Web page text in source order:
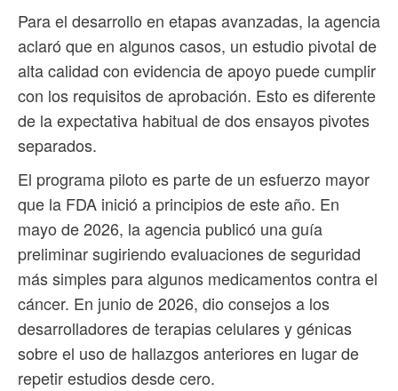
Para el desarrollo en etapas avanzadas, la agencia
aclaró que en algunos casos, un estudio pivotal de
alta calidad con evidencia de apoyo puede cumplir
con los requisitos de aprobación. Esto es diferente
de la expectativa habitual de dos ensayos pivotes
separados.
El programa piloto es parte de un esfuerzo mayor
que la FDA inició a principios de este año. En
mayo de 2026, la agencia publicó una guía
preliminar sugiriendo evaluaciones de seguridad
más simples para algunos medicamentos contra el
cáncer. En junio de 2026, dio consejos a los
desarrolladores de terapias celulares y génicas
sobre el uso de hallazgos anteriores en lugar de
repetir estudios desde cero.